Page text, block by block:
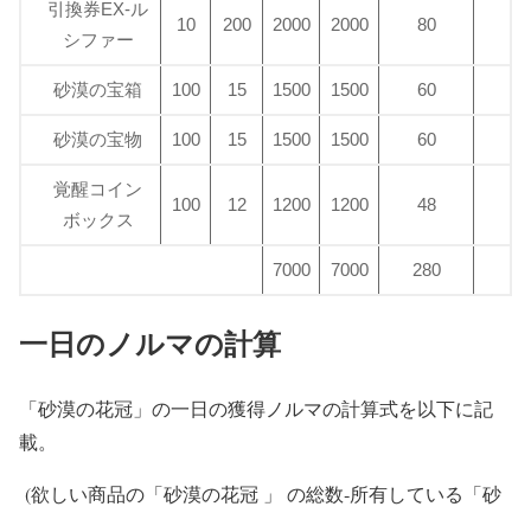
引換券EX-ル
シファー
10 200 2000 2000 80
砂漠の宝箱 100 15 1500 1500 60
砂漠の宝物 100 15 1500 1500 60
覚醒コイン
ボックス
100 12 1200 1200 48
7000 7000 280
一日のノルマの計算
「砂漠の花冠」の一日の獲得ノルマの計算式を以下に記
載。
(欲しい商品の「砂漠の花冠 」 の総数‐所有している「砂